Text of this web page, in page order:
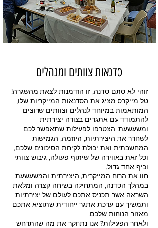
סדנאות צוותים ומנהלים
זוהי לא סתם סדנה, זו הזדמנות לצאת מהשגרה!
טל מייקרס מציג את הסדנאות המייקריות שלו,
המותאמות במיוחד לנהלים וצוותים שרוצים
להתמודד עם אתגרים בצורה יצירתית
ומשעשעת. הצטרפו לפעילות שתאפשר לכם
לשחרר את היצירתיות, היוזמה, הגמישות
המחשבתית ואת יכולת לקיחת הסיכונים שלכם,
וכל זאת באווירה של שיתוף פעולה, גיבוש צוותי
וכיף אחד גדול.
חוו את הרוח המייקרית, היצירתית והמשעשעת
במהלך הסדנה, המתחילה בשיחה קצרה ומלאת
השראה אשר תכניס אתכם לעולם של יצירתיות
ותמשיך עם ערכת אתגר ייחודית שתוציא אתכם
מאזור הנוחות שלכם.
ולאחר הפעילות? אנו נתחקר את מה שהתרחש